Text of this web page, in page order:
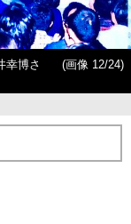
幸博さ
(画像 12/24)